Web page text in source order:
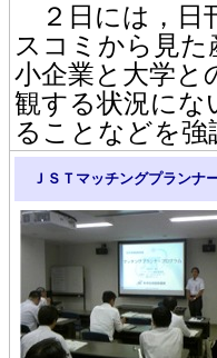
２日には，日
スコミから見
小企業と大学と
観する状況にな
ることなどを強
ＪＳＴマッチングプランナ